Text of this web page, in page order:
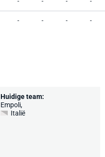
- - - -
Huidige team:
Empoli,
Italië